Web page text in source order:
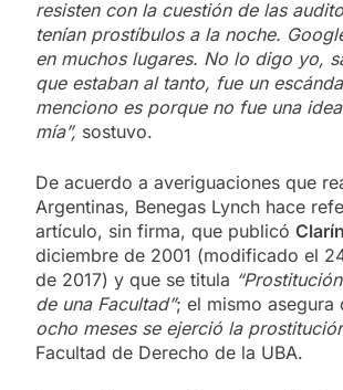
resisten con la cuestión de las
tenían prostíbulos a la noche.
en muchos lugares. No lo digo yo,
que estaban al tanto, fue un
menciono es porque no fue una idea
mía”, sostuvo.
De acuerdo a averiguaciones que
Argentinas, Benegas Lynch hace
artículo, sin firma, que publicó Clarín
diciembre de 2001 (modificado el
de 2017) y que se titula
de una Facultad”; el mismo asegura
ocho meses se ejerció la
Facultad de Derecho de la UBA.